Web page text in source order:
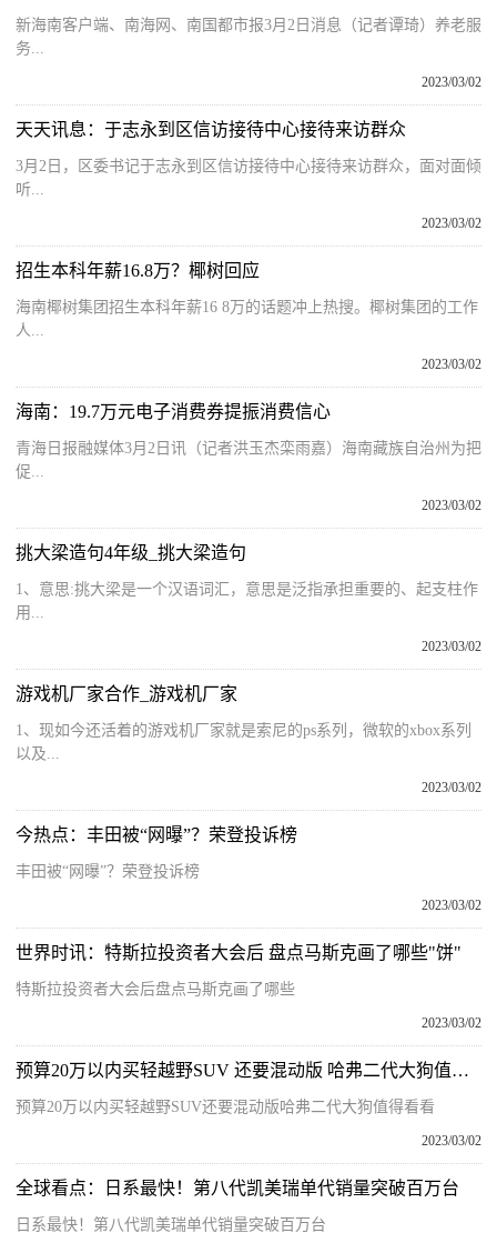
新海南客户端、南海网、南国都市报3月2日消息（记者谭琦）养老服
务...
2023/03/02
天天讯息：于志永到区信访接待中心接待来访群众
3月2日，区委书记于志永到区信访接待中心接待来访群众，面对面倾
听...
2023/03/02
招生本科年薪16.8万？椰树回应
海南椰树集团招生本科年薪16 8万的话题冲上热搜。椰树集团的工作
人...
2023/03/02
海南：19.7万元电子消费券提振消费信心
青海日报融媒体3月2日讯（记者洪玉杰栾雨嘉）海南藏族自治州为把
促...
2023/03/02
挑大梁造句4年级_挑大梁造句
1、意思:挑大梁是一个汉语词汇，意思是泛指承担重要的、起支柱作
用...
2023/03/02
游戏机厂家合作_游戏机厂家
1、现如今还活着的游戏机厂家就是索尼的ps系列，微软的xbox系列
以及...
2023/03/02
今热点：丰田被“网曝”？荣登投诉榜
丰田被“网曝”？荣登投诉榜
2023/03/02
世界时讯：特斯拉投资者大会后 盘点马斯克画了哪些"饼"
特斯拉投资者大会后盘点马斯克画了哪些
2023/03/02
预算20万以内买轻越野SUV 还要混动版 哈弗二代大狗值得看看
预算20万以内买轻越野SUV还要混动版哈弗二代大狗值得看看
2023/03/02
全球看点：日系最快！第八代凯美瑞单代销量突破百万台
日系最快！第八代凯美瑞单代销量突破百万台